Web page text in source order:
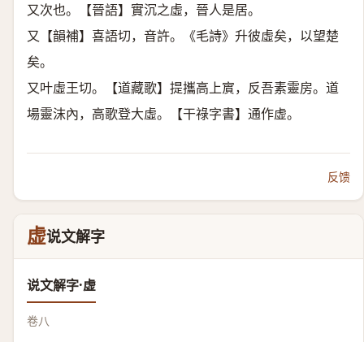
又次也。【晉語】實沉之虛，晉人是居。
又【韻補】喜語切，音許。《毛詩》升彼虛矣，以望楚
矣。
又叶虛王切。【道藏歌】提攜高上賔，反吾素靈房。道
場靈沫內，高歌登大虛。【干祿字書】通作虚。
反馈
虚说文解字
说文解字·虚
卷八